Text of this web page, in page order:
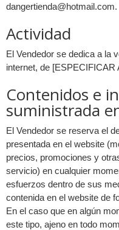
dangertienda@hotmail.com.
Actividad
El Vendedor se dedica a la
internet, de [ESPECIFICAR
Contenidos e
suministrada
El Vendedor se reserva el
presentada en el website
precios, promociones y
servicio) en cualquier
esfuerzos dentro de sus
contenida en el website de
En el caso que en algún
este tipo, ajeno en todo